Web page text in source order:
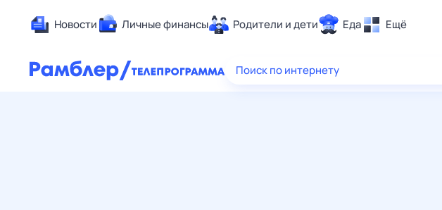
Новости Личные финансы Родители и дети Еда Ещё
Здоровье
Поиск по интернету